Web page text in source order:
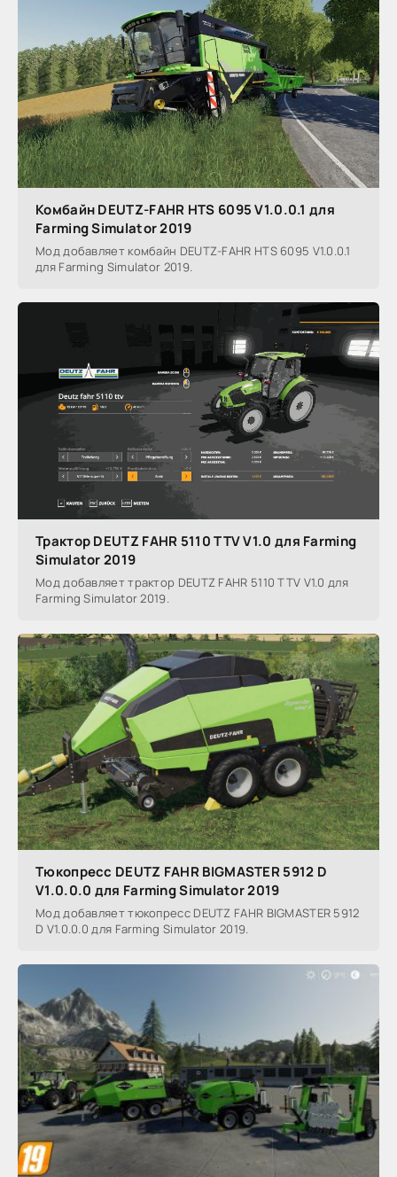
Комбайн DEUTZ-FAHR HTS 6095 V1.0.0.1 для
Farming Simulator 2019
Мод добавляет комбайн DEUTZ-FAHR HTS 6095 V1.0.0.1
для Farming Simulator 2019.
Трактор DEUTZ FAHR 5110 TTV V1.0 для Farming
Simulator 2019
Мод добавляет трактор DEUTZ FAHR 5110 TTV V1.0 для
Farming Simulator 2019.
Тюкопресс DEUTZ FAHR BIGMASTER 5912 D
V1.0.0.0 для Farming Simulator 2019
Мод добавляет тюкопресс DEUTZ FAHR BIGMASTER 5912
D V1.0.0.0 для Farming Simulator 2019.